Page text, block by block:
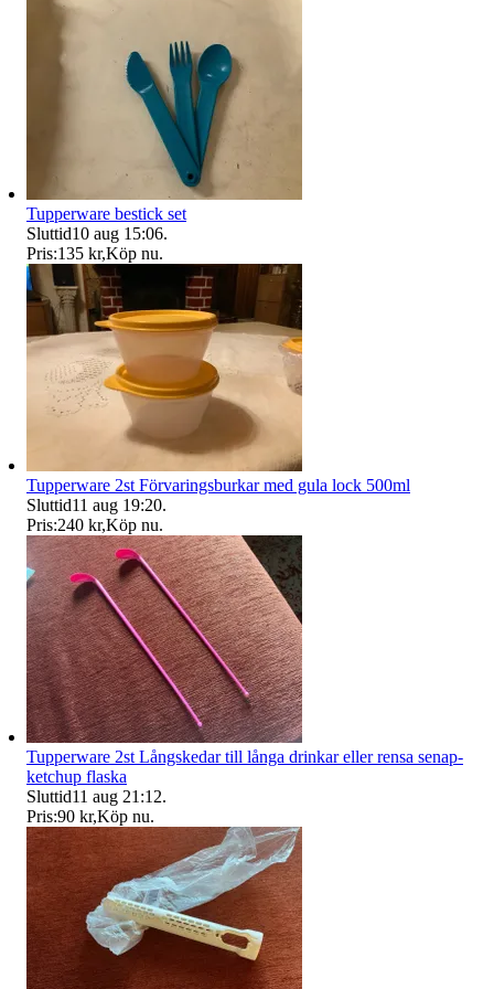
Tupperware bestick set
Sluttid10 aug 15:06.
Pris:135 kr,Köp nu.
Tupperware 2st Förvaringsburkar med gula lock 500ml
Sluttid11 aug 19:20.
Pris:240 kr,Köp nu.
Tupperware 2st Långskedar till långa drinkar eller rensa senap-
ketchup flaska
Sluttid11 aug 21:12.
Pris:90 kr,Köp nu.